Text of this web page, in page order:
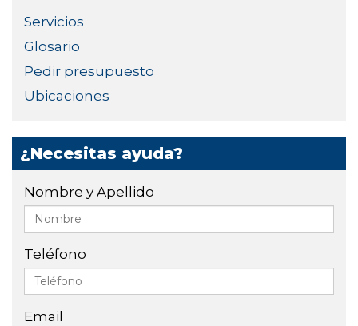
Servicios
Glosario
Pedir presupuesto
Ubicaciones
¿Necesitas ayuda?
Nombre y Apellido
Teléfono
Email